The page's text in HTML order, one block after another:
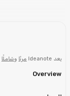
يعد Ideanote مرنًا وشاملًا
Overview